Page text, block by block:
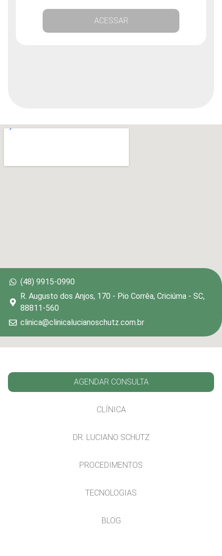
ACESSAR
(48) 9915-0990
R. Augusto dos Anjos, 170 - Pio Corrêa, Criciúma - SC,
88811-560
clinica@clinicalucianoschutz.com.br
AGENDAR CONSULTA
CLÍNICA
DR. LUCIANO SCHÜTZ
PROCEDIMENTOS
TECNOLOGIAS
BLOG